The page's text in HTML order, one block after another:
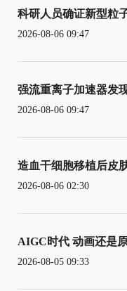
科研人员确证新型粒
2026-08-06 09:47
强流重离子加速器发
2026-08-06 09:47
造血干细胞移植后皮
2026-08-06 02:30
AIGC时代 动画还是
2026-08-05 09:33